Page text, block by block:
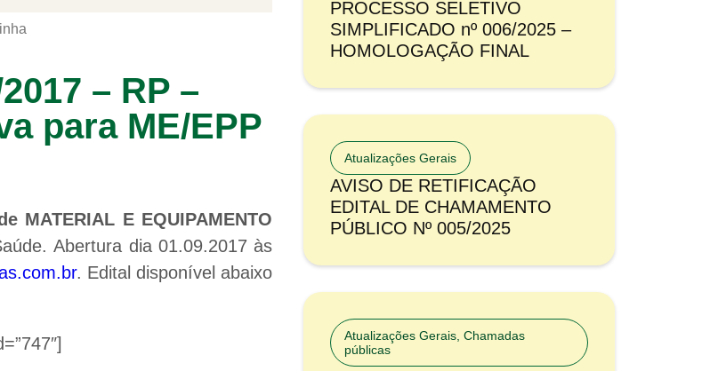
– RP –
para ME/EPP
MATERIAL E EQUIPAMENTO
Abertura dia 01.09.2017 às
. Edital disponível abaixo
PROCESSO SELETIVO
SIMPLIFICADO nº 006/2025 –
HOMOLOGAÇÃO FINAL
Atualizações Gerais
AVISO DE RETIFICAÇÃO
EDITAL DE CHAMAMENTO
PÚBLICO Nº 005/2025
Atualizações Gerais Chamadas
públicas